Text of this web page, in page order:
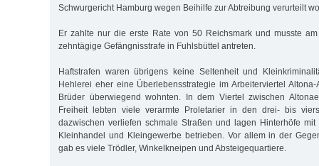
Schwurgericht Hamburg wegen Beihilfe zur Abtreibung verurteilt
Er zahlte nur die erste Rate von 50 Reichsmark und musste
zehntägige Gefängnisstrafe in Fuhlsbüttel antreten.
Haftstrafen waren übrigens keine Seltenheit und
Hehlerei eher eine Überlebensstrategie im Arbeiterviertel
Brüder überwiegend wohnten. In dem Viertel zwischen
Freiheit lebten viele verarmte Proletarier in den drei- bis
dazwischen verliefen schmale Straßen und lagen Hinterhöfe mit
Kleinhandel und Kleingewerbe betrieben. Vor allem in der
gab es viele Trödler, Winkelkneipen und Absteigequartiere.